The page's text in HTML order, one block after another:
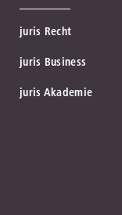
juris Recht
juris Business
juris Akademie